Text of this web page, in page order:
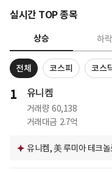
실시간 TOP 종목
상승 하락
전체 코스피 코스
1 유니켐
거래량 60,138
거래대금 2.7억
유니켐, 美 루미아 테크